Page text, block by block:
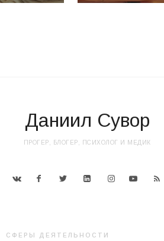
Даниил Сувор
ПРОГЕР, БЛОГЕР, ПСИХОЛОГ И МЕДИК
СФЕРЫ ДЕЯТЕЛЬНОСТИ